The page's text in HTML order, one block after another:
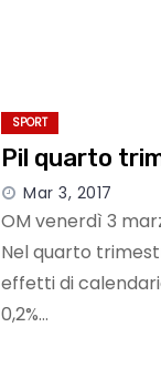
SPORT
Pil quarto
Mar 3, 2017
OM venerdì 3
Nel quarto
effetti di
0,2%…